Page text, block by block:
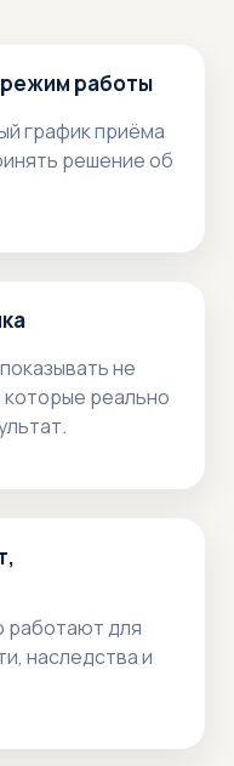
работы
график приёма
решение об
не
реально
работают для
наследства и